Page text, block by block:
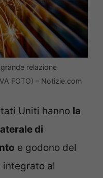
relazione
FOTO) – Notizie.com
Uniti hanno la
di
e godono del
al